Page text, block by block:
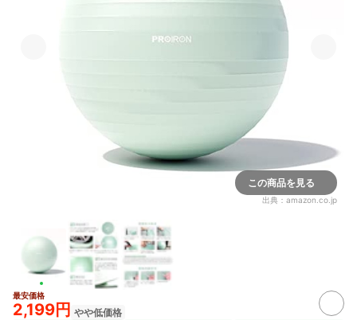
この商品を見る
出典： amazon.co.jp
最安価格
2,199円 やや低価格